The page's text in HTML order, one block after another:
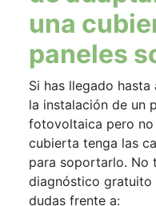
una
paneles
Si has llegado
la instalación de un
fotovoltaica pero no
cubierta tenga las
para soportarlo. No
diagnóstico gratuito
dudas frente a: